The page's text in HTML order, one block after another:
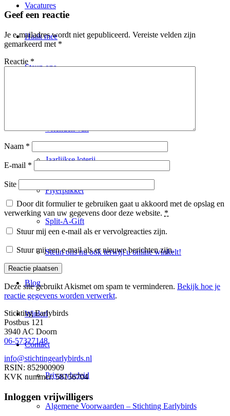
Vacatures
Haak mee
Steun ons
Vrienden van
Jaarlijkse loterij
Flyerpakket
Split-A-Gift
Steun ons nu ook terwijl u online winkelt!
Blog
Winkel
Contact
Privacybeleid
Algemene Voorwaarden – Stichting Earlybirds
Geef een reactie
Je e-mailadres wordt niet gepubliceerd. Vereiste velden zijn
gemarkeerd met *
Reactie *
Naam *
E-mail *
Site
Door dit formulier te gebruiken gaat u akkoord met de opslag en
verwerking van uw gegevens door deze website. *
Stuur mij een e-mail als er vervolgreacties zijn.
Stuur mij een e-mail als er nieuwe berichten zijn.
Deze site gebruikt Akismet om spam te verminderen. Bekijk hoe je
reactie gegevens worden verwerkt.
Stichting Earlybirds
Postbus 121
3940 AC Doorn
06-57327148
info@stichtingearlybirds.nl
RSIN: 852900909
KVK nummer: 58156704
Inloggen vrijwilligers